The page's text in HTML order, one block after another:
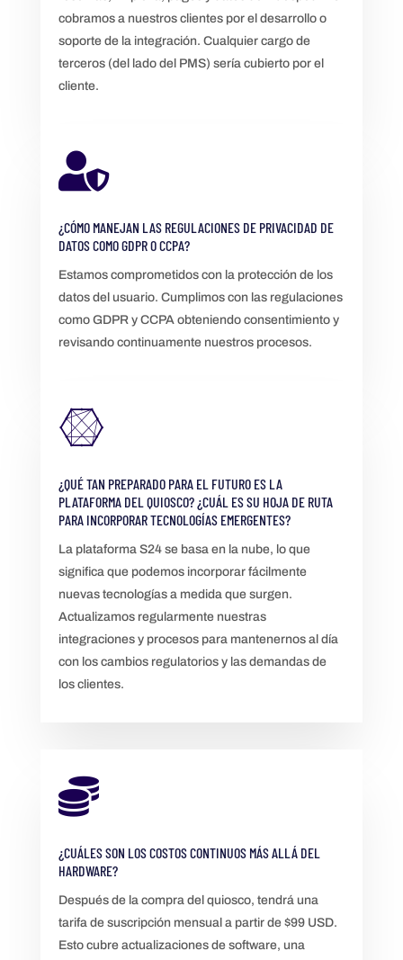
cobramos a nuestros clientes por el desarrollo o
soporte de la integración. Cualquier cargo de
terceros (del lado del PMS) sería cubierto por el
cliente.

¿CÓMO MANEJAN LAS REGULACIONES DE PRIVACIDAD DE
DATOS COMO GDPR O CCPA?
Estamos comprometidos con la protección de los
datos del usuario. Cumplimos con las regulaciones
como GDPR y CCPA obteniendo consentimiento y
revisando continuamente nuestros procesos.

¿QUÉ TAN PREPARADO PARA EL FUTURO ES LA
PLATAFORMA DEL QUIOSCO? ¿CUÁL ES SU HOJA DE RUTA
PARA INCORPORAR TECNOLOGÍAS EMERGENTES?
La plataforma S24 se basa en la nube, lo que
significa que podemos incorporar fácilmente
nuevas tecnologías a medida que surgen.
Actualizamos regularmente nuestras
integraciones y procesos para mantenernos al día
con los cambios regulatorios y las demandas de
los clientes.

¿CUÁLES SON LOS COSTOS CONTINUOS MÁS ALLÁ DEL
HARDWARE?
Después de la compra del quiosco, tendrá una
tarifa de suscripción mensual a partir de $99 USD.
Esto cubre actualizaciones de software, una